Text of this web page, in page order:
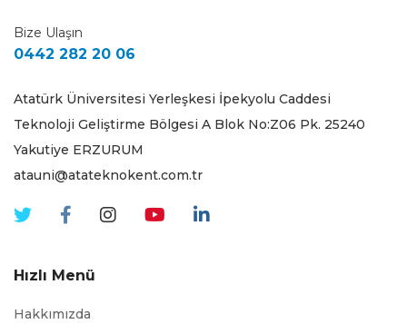
Bize Ulaşın
0442 282 20 06
Atatürk Üniversitesi Yerleşkesi İpekyolu Caddesi
Teknoloji Geliştirme Bölgesi A Blok No:Z06 Pk. 25240
Yakutiye ERZURUM
atauni@atateknokent.com.tr
Hızlı Menü
Hakkımızda